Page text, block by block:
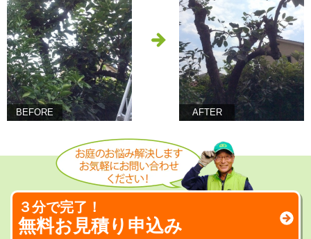
BEFORE AFTER
３分で完了！
無料お見積り申込み